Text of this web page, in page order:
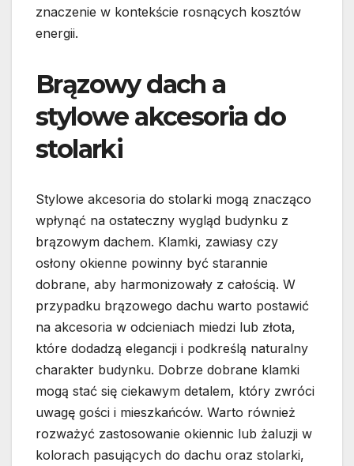
znaczenie w kontekście rosnących kosztów
energii.
Brązowy dach a
stylowe akcesoria do
stolarki
Stylowe akcesoria do stolarki mogą znacząco
wpłynąć na ostateczny wygląd budynku z
brązowym dachem. Klamki, zawiasy czy
osłony okienne powinny być starannie
dobrane, aby harmonizowały z całością. W
przypadku brązowego dachu warto postawić
na akcesoria w odcieniach miedzi lub złota,
które dodadzą elegancji i podkreślą naturalny
charakter budynku. Dobrze dobrane klamki
mogą stać się ciekawym detalem, który zwróci
uwagę gości i mieszkańców. Warto również
rozważyć zastosowanie okiennic lub żaluzji w
kolorach pasujących do dachu oraz stolarki,